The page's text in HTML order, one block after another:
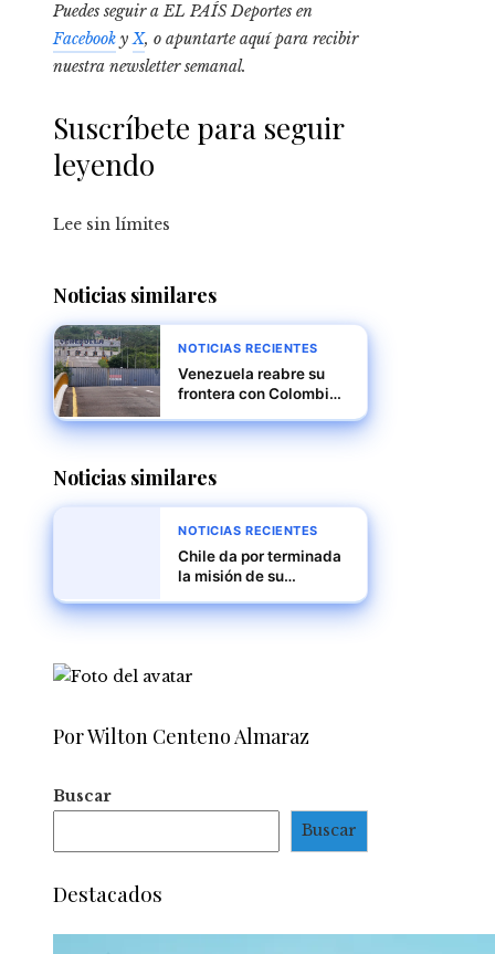
Puedes seguir a EL PAÍS Deportes en
Facebook yX, o apuntarte aquí para recibir
nuestra newsletter semanal.
Suscríbete para seguir
leyendo
Lee sin límites
Noticias similares
NOTICIAS RECIENTES
Venezuela reabre su
frontera con Colombia
conspiración
Noticias similares
NOTICIAS RECIENTES
Chile da por terminada
la misión de su
Venezuela en medio de
Por Wilton Centeno Almaraz
Buscar
Buscar
Destacados